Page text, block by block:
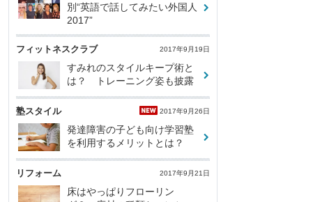
別“英語で話してみたい外国人
2017”
フィットネスクラブ 2017年9月19日
すみれのスタイルキープ術と
は？ トレーニング姿も披露
塾スタイル 2017年9月26日
発達障害の子ども向け学習塾
を利用するメリットとは？
リフォーム 2017年9月21日
床はやっぱりフローリン